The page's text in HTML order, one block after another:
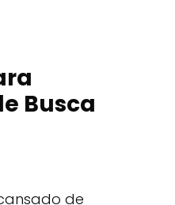
Busca
de